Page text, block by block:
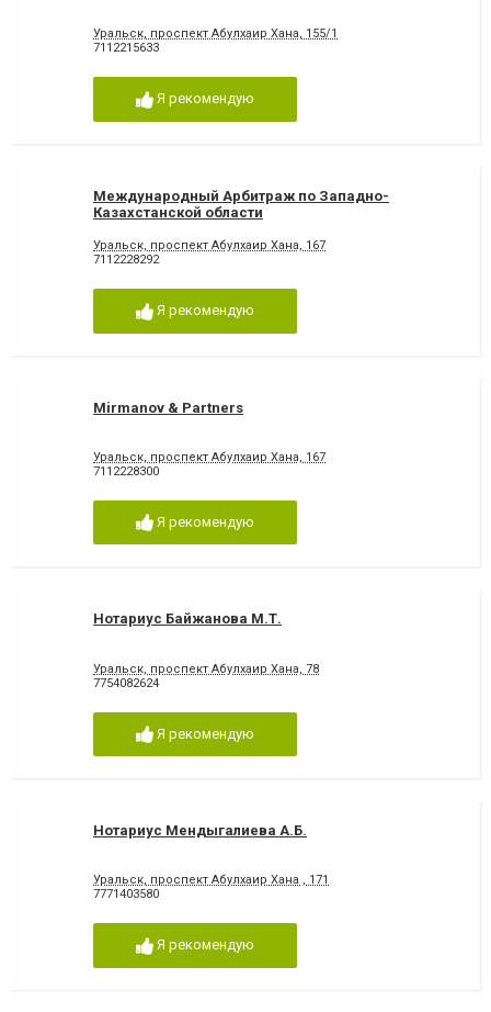
Уральск, проспект Абулхаир Хана, 155/1
7112215633
Я рекомендую
Международный Арбитраж по Западно-
Казахстанской области
Уральск, проспект Абулхаир Хана, 167
7112228292
Я рекомендую
Mirmanov & Partners
Уральск, проспект Абулхаир Хана, 167
7112228300
Я рекомендую
Нотариус Байжанова М.Т.
Уральск, проспект Абулхаир Хана, 78
7754082624
Я рекомендую
Нотариус Мендыгалиева А.Б.
Уральск, проспект Абулхаир Хана , 171
7771403580
Я рекомендую